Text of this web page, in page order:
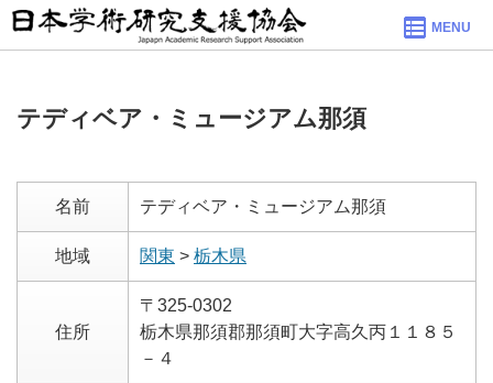
MENU
テディベア・ミュージアム那須
名前 テディベア・ミュージアム那須
地域 関東 > 栃木県
住所
〒325-0302
栃木県那須郡那須町大字高久丙１１８５
－４